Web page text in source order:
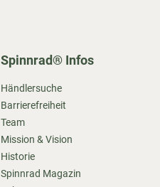
Spinnrad® Infos
Händlersuche
Barrierefreiheit
Team
Mission & Vision
Historie
Spinnrad Magazin